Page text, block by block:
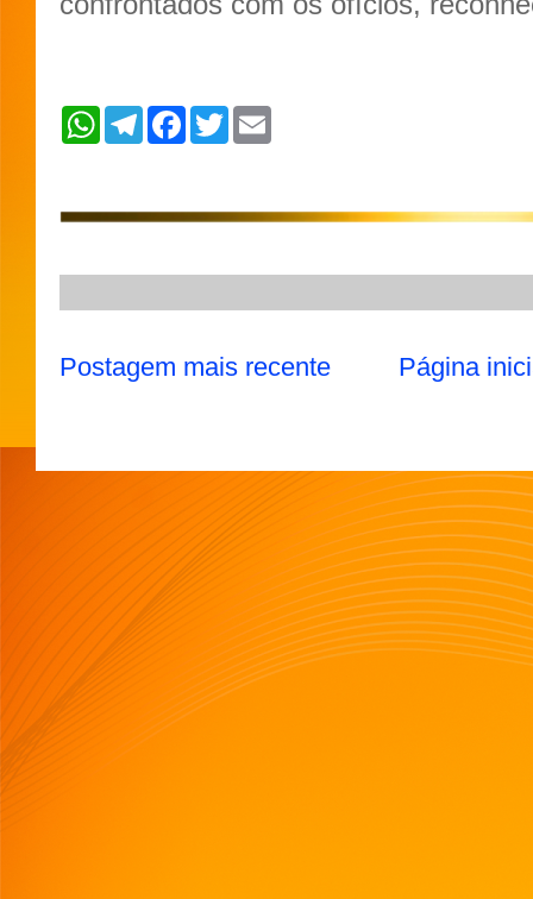
W
A
p
T
e
r
a
F
a
o
o
T
w
e
r
Postagem mais recente Página